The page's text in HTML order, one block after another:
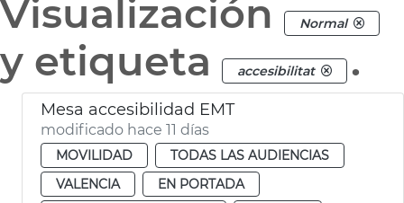
Visualización
Normal
y etiqueta accesibilitat .
Mesa accesibilidad EMT
modificado hace 11 días
MOVILIDAD
TODAS LAS AUDIENCIAS
VALENCIA
EN PORTADA